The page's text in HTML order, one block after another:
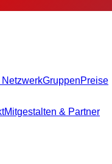
NetzwerkGruppenPreise
Mitgestalten & Partner